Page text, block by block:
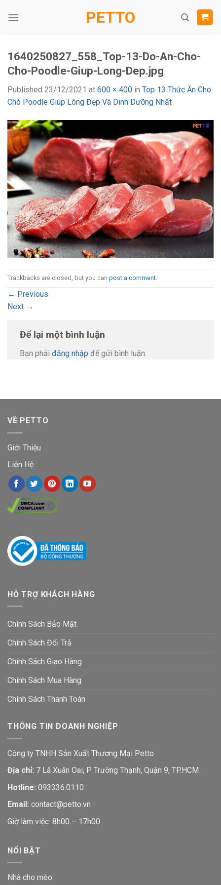
PETTO
1640250827_558_Top-13-Do-An-Cho-
Cho-Poodle-Giup-Long-Dep.jpg
Published 23/12/2021 at 600 × 400 in Top 13 Thức Ăn Cho
Chó Poodle Giúp Lông Đẹp Và Dinh Dưỡng Nhất
Trackbacks are closed, but you can post a comment.
← Previous
Next →
Để lại một bình luận
Bạn phải đăng nhập để gửi bình luận.
VỀ PETTO
Giới Thiệu
Liên Hệ
HỖ TRỢ KHÁCH HÀNG
Chính Sách Bảo Mật
Chính Sách Đổi Trả
Chính Sách Giao Hàng
Chính Sách Mua Hàng
Chính Sách Thanh Toán
THÔNG TIN DOANH NGHIỆP
Công ty TNHH Sản Xuất Thương Mại Petto
Địa chỉ: 7 Lã Xuân Oai, P Trường Thạnh, Quận 9, TP.HCM
Hotline: 093336.0110
Email: contact@petto.vn
Giờ làm việc: 8h00 – 17h00
NỔI BẬT
Nhà cho mèo